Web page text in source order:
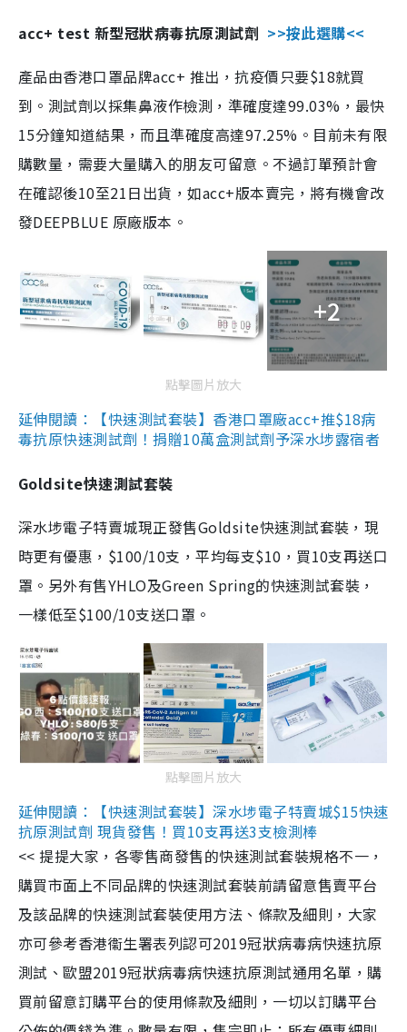
acc+ test 新型冠狀病毒抗原測試劑 >>按此選購<<
產品由香港口罩品牌acc+ 推出，抗疫價只要$18就買
到。測試劑以採集鼻液作檢測，準確度達99.03%，最快
15分鐘知道結果，而且準確度高達97.25%。目前未有限
購數量，需要大量購入的朋友可留意。不過訂單預計會
在確認後10至21日出貨，如acc+版本賣完，將有機會改
發DEEPBLUE 原廠版本。
+2
點擊圖片放大
延伸閱讀：【快速測試套裝】香港口罩廠acc+推$18病
毒抗原快速測試劑！捐贈10萬盒測試劑予深水埗露宿者
Goldsite快速測試套裝
深水埗電子特賣城現正發售Goldsite快速測試套裝，現
時更有優惠，$100/10支，平均每支$10，買10支再送口
罩。另外有售YHLO及Green Spring的快速測試套裝，
一樣低至$100/10支送口罩。
點擊圖片放大
延伸閱讀：【快速測試套裝】深水埗電子特賣城$15快速
抗原測試劑 現貨發售！買10支再送3支檢測棒
<< 提提大家，各零售商發售的快速測試套裝規格不一，
購買市面上不同品牌的快速測試套裝前請留意售賣平台
及該品牌的快速測試套裝使用方法、條款及細則，大家
亦可參考香港衞生署表列認可2019冠狀病毒病快速抗原
測試、歐盟2019冠狀病毒病快速抗原測試通用名單，購
買前留意訂購平台的使用條款及細則，一切以訂購平台